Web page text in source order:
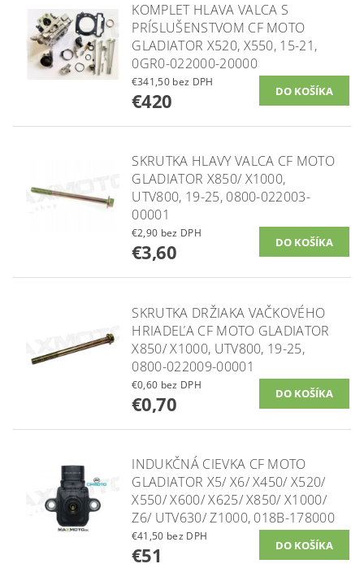
KOMPLET HLAVA VALCA S
PRÍSLUŠENSTVOM CF MOTO
GLADIATOR X520, X550, 15-21,
0GR0-022000-20000
€341,50 bez DPH
€420
SKRUTKA HLAVY VALCA CF MOTO
GLADIATOR X850/ X1000,
UTV800, 19-25, 0800-022003-
00001
€2,90 bez DPH
€3,60
SKRUTKA DRŽIAKA VAČKOVÉHO
HRIADEĽA CF MOTO GLADIATOR
X850/ X1000, UTV800, 19-25,
0800-022009-00001
€0,60 bez DPH
€0,70
INDUKČNÁ CIEVKA CF MOTO
GLADIATOR X5/ X6/ X450/ X520/
X550/ X600/ X625/ X850/ X1000/
Z6/ UTV630/ Z1000, 018B-178000
€41,50 bez DPH
€51